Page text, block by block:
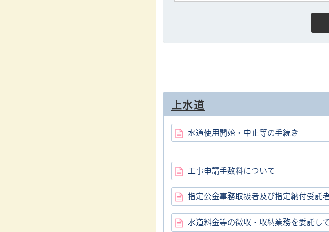
上水道
水道使用開始・中止等の手続き
工事申請手数料について
指定公金事務取扱者及び指定納付受託
水道料金等の徴収・収納業務を委託し